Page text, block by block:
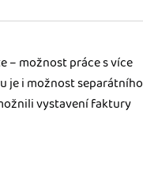
– možnost práce s více
je i možnost separátního
vystavení faktury